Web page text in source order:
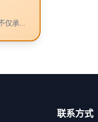
承...
联系方式